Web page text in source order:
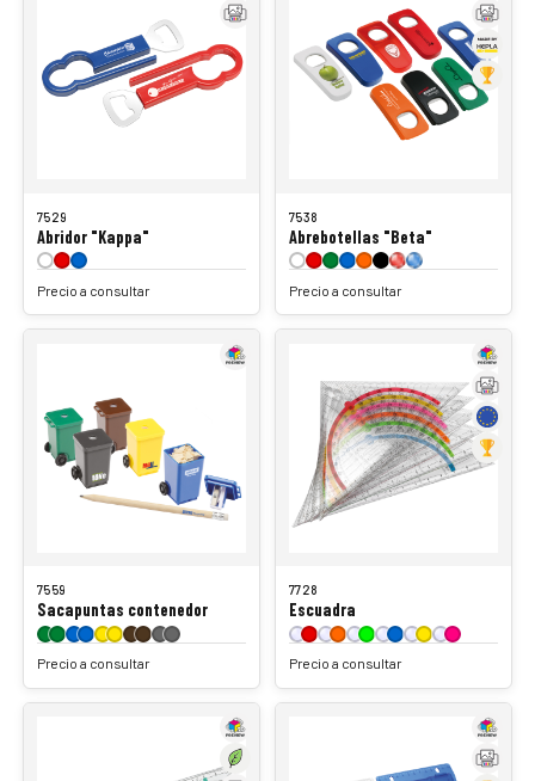
7529
Abridor "Kappa"
Precio a consultar
7538
Abrebotellas "Beta"
Precio a consultar
7559
Sacapuntas contenedor
Precio a consultar
7728
Escuadra
Precio a consultar